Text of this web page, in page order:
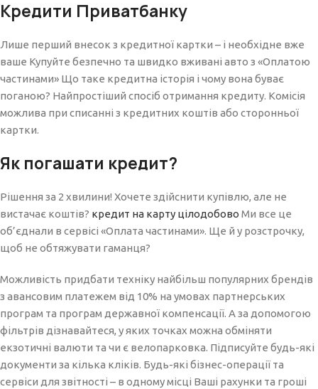
Кредити Приватбанку
Лише перший внесок з кредитної картки – і необхідне вже
ваше Купуйте безпечно та швидко вживані авто з «Оплатою
частинами» Що таке кредитна історія і чому вона буває
поганою? Найпростіший спосіб отримання кредиту. Комісія
можлива при списанні з кредитних коштів або сторонньої
картки.
Як погашати кредит?
Рішення за 2 хвилини! Хочете здійснити купівлю, але не
вистачає коштів? кредит на карту цілодобово Ми все це
об’єднали в сервісі «Оплата частинами». Ще й у розстрочку,
щоб не обтяжувати гаманця?
Можливість придбати техніку найбільш популярних брендів
з авансовим платежем від 10% на умовах партнерських
програм та програм державної компенсації. А за допомогою
фільтрів дізнавайтеся, у яких точках можна обміняти
екзотичні валюти та чи є велопарковка. Підписуйте будь-які
документи за кілька кліків. Будь-які бізнес-операції та
сервіси для звітності – в одному місці Ваші рахунки та гроші